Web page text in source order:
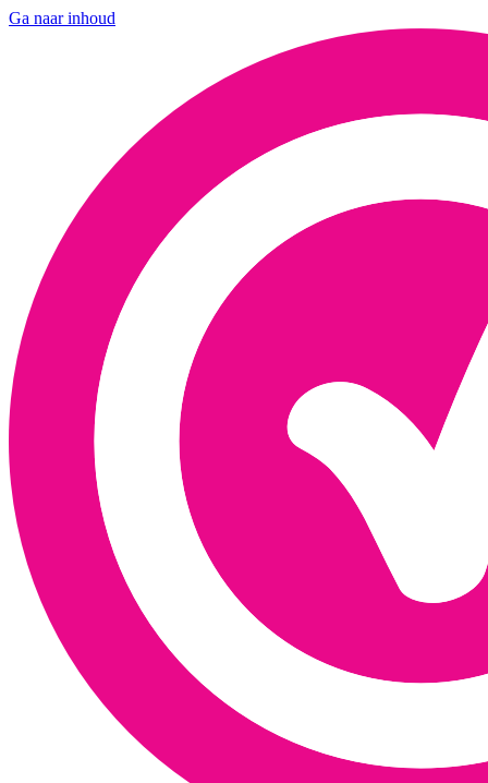
Ga naar inhoud